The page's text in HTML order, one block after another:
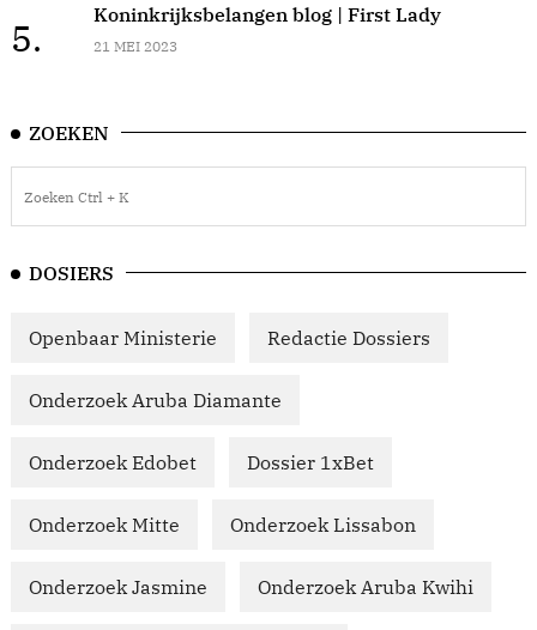
5.
Koninkrijksbelangen blog | First Lady
21 MEI 2023
ZOEKEN
DOSIERS
Openbaar Ministerie Redactie Dossiers
Onderzoek Aruba Diamante
Onderzoek Edobet Dossier 1xBet
Onderzoek Mitte Onderzoek Lissabon
Onderzoek Jasmine Onderzoek Aruba Kwihi